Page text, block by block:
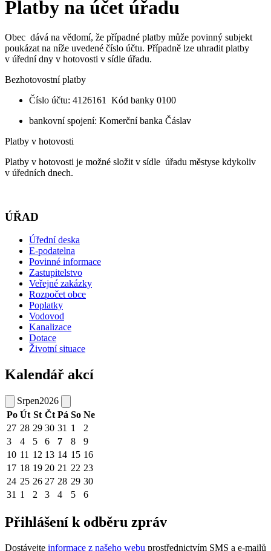
Platby na účet úřadu
Obec dává na vědomí, že případné platby může povinný subjekt
poukázat na níže uvedené číslo účtu. Případně lze uhradit platby
v úřední dny v hotovosti v sídle úřadu.
Bezhotovostní platby
Číslo účtu: 4126161 Kód banky 0100
bankovní spojení: Komerční banka Čáslav
Platby v hotovosti
Platby v hotovosti je možné složit v sídle úřadu městyse kdykoliv
v úředních dnech.
ÚŘAD
Úřední deska
E-podatelna
Povinné informace
Zastupitelstvo
Veřejné zakázky
Rozpočet obce
Poplatky
Vodovod
Kanalizace
Dotace
Životní situace
Kalendář akcí
Srpen2026
Po Út St Čt Pá So Ne
27 28 29 30 31 1
2
3
4 5 6 7 8
9
10 11 12 13 14 15 16
17 18 19 20 21 22 23
24 25 26 27 28 29 30
31 1 2 3 4 5 6
Přihlášení k odběru zpráv
Dostávejte informace z našeho webu prostřednictvím SMS a e-mailů